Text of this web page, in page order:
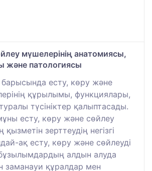
мүшелерінің анатомиясы,
және патологиясы
барысында есту, көру және
құрылымы, функциялары,
түсініктер қалыптасады.
есту, көру және сөйлеу
зерттеудің негізгі
ақ есту, көру және сөйлеуді
алдын алуда
заманауи құралдар мен